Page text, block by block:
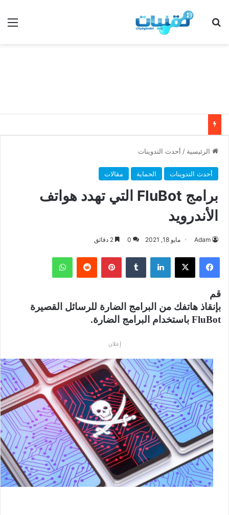
بحث عن
الرئيسية / أحدث التدوينات
أحدث التدوينات الحماية مقالات
برامج FluBot التي تهدد هواتف
الأندرويد
Adam مايو 18, 2021 0
فيسبوك ‫X لينكدإن بينتيريست واتساب
قم
بإنقاذ هاتفك من البرامج الضارة للرسائل القصيرة
FluBot باستخدام البرامج الضارة.
إعلان